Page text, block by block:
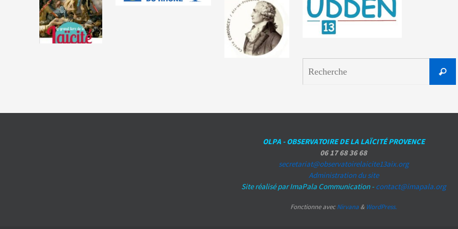
OLPA - OBSERVATOIRE DE LA LAÏCITÉ PROVENCE
06 17 68 36 68
secretariat@observatoirelaicite13aix.org
Administration du site
Site réalisé par ImaPala Communication - contact@imapala.org
Fonctionne avecNirvana & WordPress.